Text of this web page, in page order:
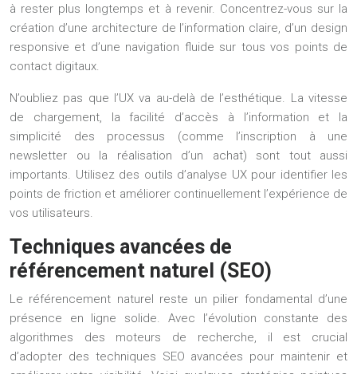
à rester plus longtemps et à revenir. Concentrez-vous sur la
création d’une architecture de l’information claire, d’un design
responsive et d’une navigation fluide sur tous vos points de
contact digitaux.
N’oubliez pas que l’UX va au-delà de l’esthétique. La vitesse
de chargement, la facilité d’accès à l’information et la
simplicité des processus (comme l’inscription à une
newsletter ou la réalisation d’un achat) sont tout aussi
importants. Utilisez des outils d’analyse UX pour identifier les
points de friction et améliorer continuellement l’expérience de
vos utilisateurs.
Techniques avancées de
référencement naturel (SEO)
Le référencement naturel reste un pilier fondamental d’une
présence en ligne solide. Avec l’évolution constante des
algorithmes des moteurs de recherche, il est crucial
d’adopter des techniques SEO avancées pour maintenir et